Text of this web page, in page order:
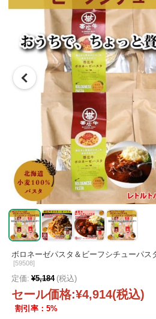
ボロネーゼパスタ＆ビーフシチューパス
[59508]
定価: ¥5,184 (税込)
セール価格:¥4,914(税込)
割引率：5%